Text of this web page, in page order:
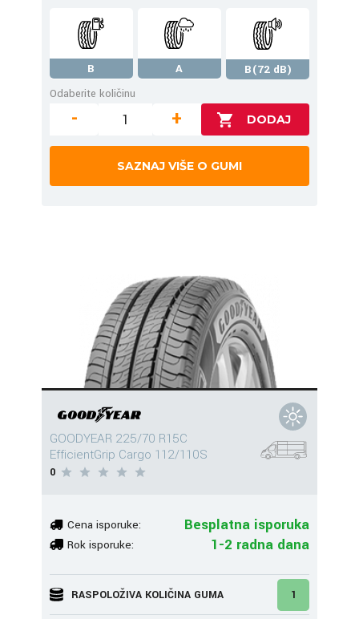
B A
B(72 dB)
Odaberite količinu
- +
SAZNAJ VIŠE O GUMI
GOODYEAR 225/70 R15C
EfficientGrip Cargo 112/110S
0
Cena isporuke: Besplatna isporuka
Rok isporuke: 1-2 radna dana
RASPOLOŽIVA KOLIČINA GUMA 1